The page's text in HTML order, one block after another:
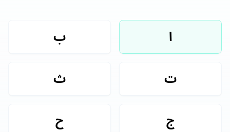
ا ب
ت ث
ج ح